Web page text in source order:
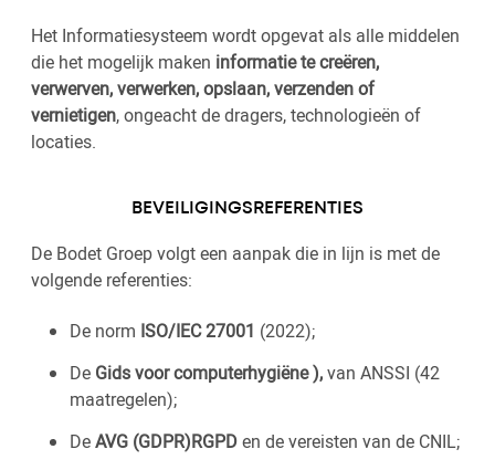
Het Informatie­systeem wordt opgevat als alle middelen
die het mogelijk maken informatie te creëren,
verwerven, verwerken, opslaan, verzenden of
vernietigen, ongeacht de dragers, technologieën of
locaties.
BEVEILIGINGSREFERENTIES
De Bodet Groep volgt een aanpak die in lijn is met de
volgende referenties:
De norm ISO/IEC 27001 (2022);
De Gids voor computerhygiëne ),van ANSSI (42
maatregelen);
DeAVG (GDPR)RGPDen de vereisten van de CNIL;